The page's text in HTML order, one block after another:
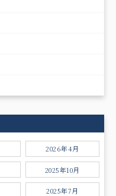
2026年4月
2025年10月
2025年7月